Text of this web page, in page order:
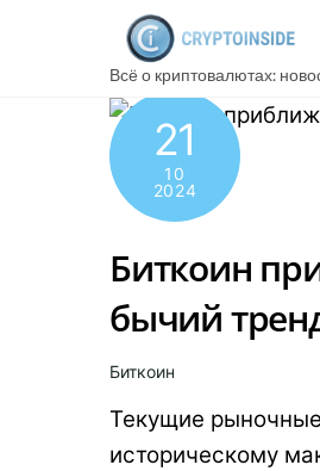
Всё о криптовалютах:
21
10
2024
Биткоин
бычий
Биткоин
Текущие
историческому